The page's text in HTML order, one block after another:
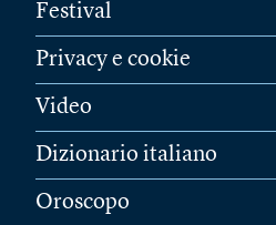
Festival
Privacy e cookie
Video
Dizionario italiano
Oroscopo